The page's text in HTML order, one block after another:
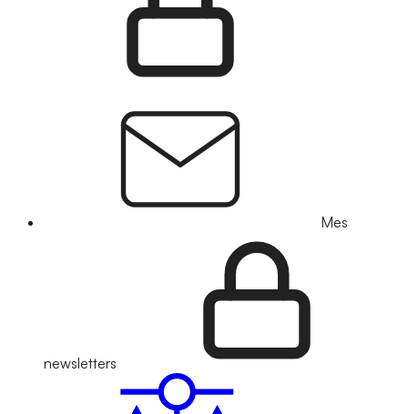
Mes
newsletters